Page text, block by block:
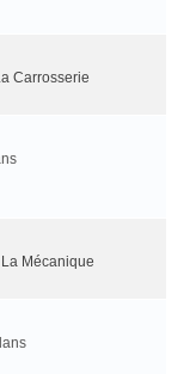
Carrosserie
La Mécanique